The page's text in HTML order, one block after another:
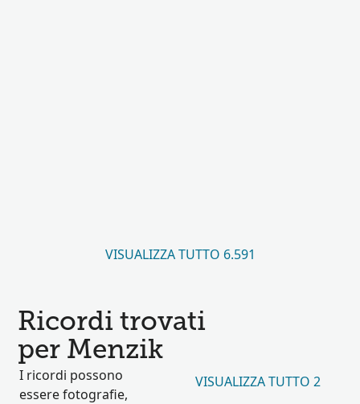
VISUALIZZA TUTTO 6.591
Ricordi trovati
per Menzik
I ricordi possono
essere fotografie,
VISUALIZZA TUTTO 2